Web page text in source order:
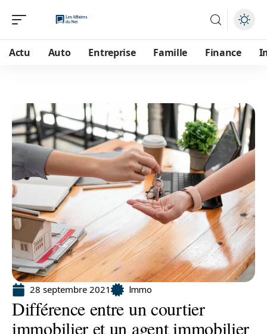
Actu Auto Entreprise Famille Finance
28 septembre 2021 Immo
Différence entre un courtier
immobilier et un agent immobilier